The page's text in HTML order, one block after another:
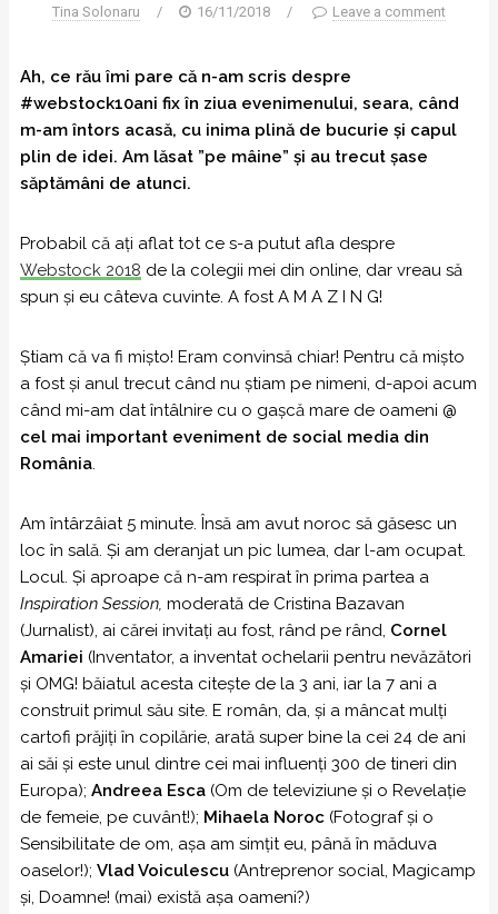
Tina Solonaru / 16/11/2018 / Leave a comment
Ah, ce rău îmi pare că n-am scris despre
#webstock10ani fix în ziua evenimenului, seara, când
m-am întors acasă, cu inima plină de bucurie și capul
plin de idei. Am lăsat ”pe mâine” și au trecut șase
săptămâni de atunci.
Probabil că ați aflat tot ce s-a putut afla despre
Webstock 2018 de la colegii mei din online, dar vreau să
spun și eu câteva cuvinte. A fost A M A Z I N G!
Știam că va fi mișto! Eram convinsă chiar! Pentru că mișto
a fost și anul trecut când nu știam pe nimeni, d-apoi acum
când mi-am dat întâlnire cu o gașcă mare de oameni @
cel mai important eveniment de social media din
România.
Am întârzâiat 5 minute. Însă am avut noroc să găsesc un
loc în sală. Și am deranjat un pic lumea, dar l-am ocupat.
Locul. Și aproape că n-am respirat în prima partea a
Inspiration Session, moderată de Cristina Bazavan
(Jurnalist), ai cărei invitați au fost, rând pe rând, Cornel
Amariei (Inventator, a inventat ochelarii pentru nevăzători
și OMG! băiatul acesta citește de la 3 ani, iar la 7 ani a
construit primul său site. E român, da, și a mâncat mulți
cartofi prăjiți în copilărie, arată super bine la cei 24 de ani
ai săi și este unul dintre cei mai influenţi 300 de tineri din
Europa); Andreea Esca (Om de televiziune și o Revelație
de femeie, pe cuvânt!); Mihaela Noroc (Fotograf și o
Sensibilitate de om, așa am simțit eu, până în măduva
oaselor!); Vlad Voiculescu (Antreprenor social, Magicamp
și, Doamne! (mai) există așa oameni?)